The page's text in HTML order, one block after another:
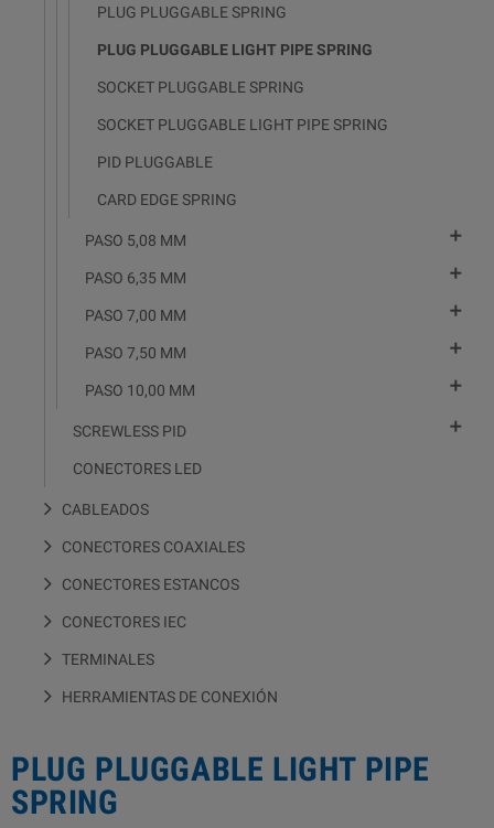
PLUG PLUGGABLE SPRING
PLUG PLUGGABLE LIGHT PIPE SPRING
SOCKET PLUGGABLE SPRING
SOCKET PLUGGABLE LIGHT PIPE SPRING
PID PLUGGABLE
CARD EDGE SPRING
PASO 5,08 MM 
PASO 6,35 MM 
PASO 7,00 MM 
PASO 7,50 MM 
PASO 10,00 MM 
SCREWLESS PID 
CONECTORES LED
CABLEADOS
CONECTORES COAXIALES
CONECTORES ESTANCOS
CONECTORES IEC
TERMINALES
HERRAMIENTAS DE CONEXIÓN
PLUG PLUGGABLE LIGHT PIPE
SPRING